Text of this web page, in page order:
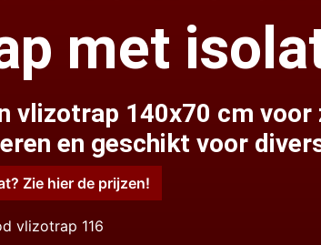
met
vlizotrap 140x70 cm
en geschikt voor
Zie hier de prijzen!
vlizotrap 116